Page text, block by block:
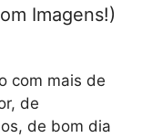
Imagens!)
com mais de
de
de bom dia